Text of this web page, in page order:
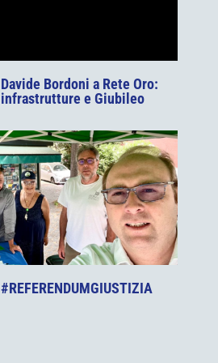
Davide Bordoni a Rete Oro:
infrastrutture e Giubileo
#REFERENDUMGIUSTIZIA